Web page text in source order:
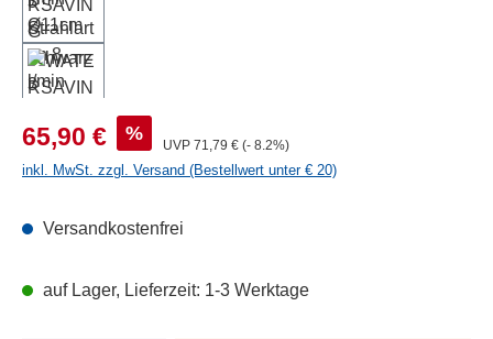
Verkaufspreis:
65,90 € %
UVP Regulärer Preis:
71,79 € (- 8.2%)
inkl. MwSt. zzgl. Versand (Bestellwert unter € 20)
Versandkostenfrei
auf Lager, Lieferzeit: 1-3 Werktage